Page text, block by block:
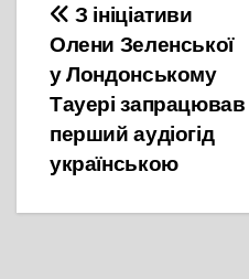
Навігація
записів
З ініціативи
Олени Зеленської
у Лондонському
Тауері запрацював
перший аудіогід
українською